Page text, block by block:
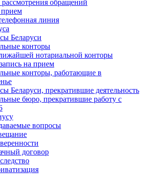
обращений
линия
Беларуси
конторы
нотариальной конторы
на прием
конторы, работающие в
Беларуси, прекратившие деятельность
бюро, прекратившие работу с
вопросы
договор